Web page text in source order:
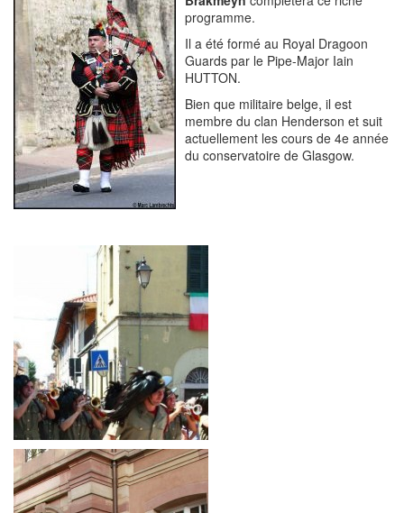
programme.
Il a été formé au Royal Dragoon
Guards par le Pipe-Major Iain
HUTTON.
Bien que militaire belge, il est
membre du clan Henderson et suit
actuellement les cours de 4e année
du conservatoire de Glasgow.